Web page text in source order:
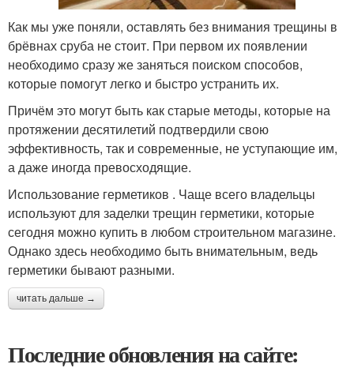
Как мы уже поняли, оставлять без внимания трещины в
брёвнах сруба не стоит. При первом их появлении
необходимо сразу же заняться поиском способов,
которые помогут легко и быстро устранить их.
Причём это могут быть как старые методы, которые на
протяжении десятилетий подтвердили свою
эффективность, так и современные, не уступающие им,
а даже иногда превосходящие.
Использование герметиков . Чаще всего владельцы
используют для заделки трещин герметики, которые
сегодня можно купить в любом строительном магазине.
Однако здесь необходимо быть внимательным, ведь
герметики бывают разными.
читать дальше →
Последние обновления на сайте: